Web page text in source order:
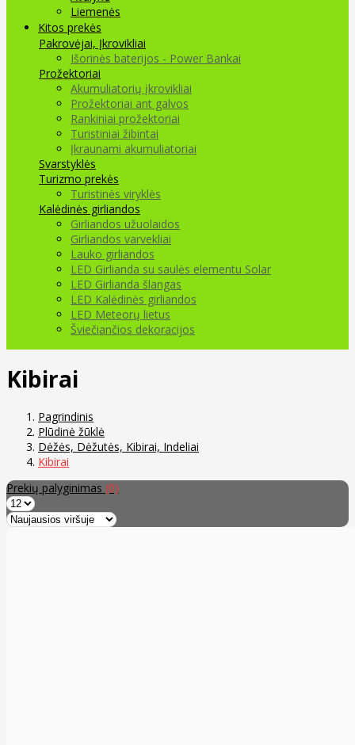
Liemenės
Kitos prekės
Pakrovėjai, Įkrovikliai
Išorinės baterijos - Power Bankai
Prožektoriai
Akumuliatorių įkrovikliai
Prožektoriai ant galvos
Rankiniai prožektoriai
Turistiniai žibintai
Įkraunami akumuliatoriai
Svarstyklės
Turizmo prekės
Turistinės viryklės
Kalėdinės girliandos
Girliandos užuolaidos
Girliandos varvekliai
Lauko girliandos
LED Girlianda su saulės elementu Solar
LED Girlianda šlangas
LED Kalėdinės girliandos
LED Meteorų lietus
Šviečiančios dekoracijos
Kibirai
Pagrindinis
Plūdinė žūklė
Dėžės, Dėžutės, Kibirai, Indeliai
Kibirai
Prekių palyginimas (0)